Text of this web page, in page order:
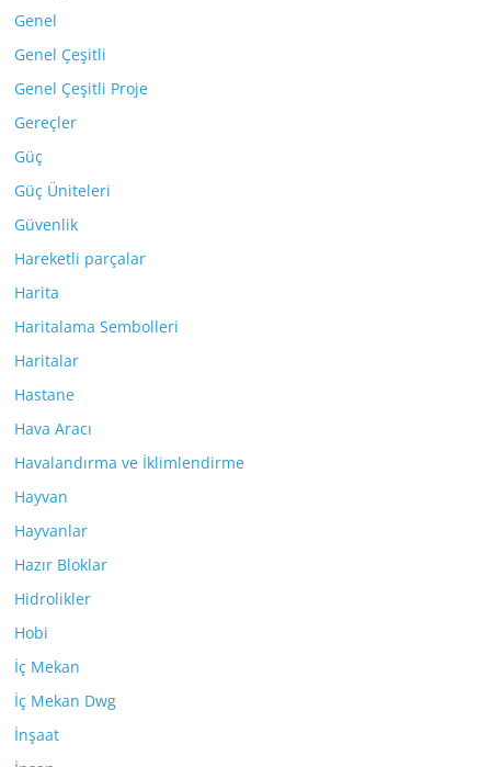
Genel
Genel Çeşitli
Genel Çeşitli Proje
Gereçler
Güç
Güç Üniteleri
Güvenlik
Hareketli parçalar
Harita
Haritalama Sembolleri
Haritalar
Hastane
Hava Aracı
Havalandırma ve İklimlendirme
Hayvan
Hayvanlar
Hazır Bloklar
Hidrolikler
Hobi
İç Mekan
İç Mekan Dwg
İnşaat